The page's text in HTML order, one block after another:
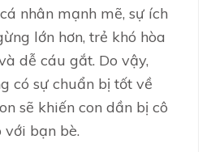
nhân mạnh mẽ, sự ích
lớn hơn, trẻ khó hòa
dễ cáu gắt. Do vậy,
có sự chuẩn bị tốt về
sẽ khiến con dần bị cô
với bạn bè.